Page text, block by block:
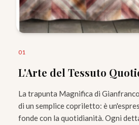
01
L'Arte del Tessuto
La trapunta Magnifica di
di un semplice copriletto: è
fonde con la quotidianità. Ogni